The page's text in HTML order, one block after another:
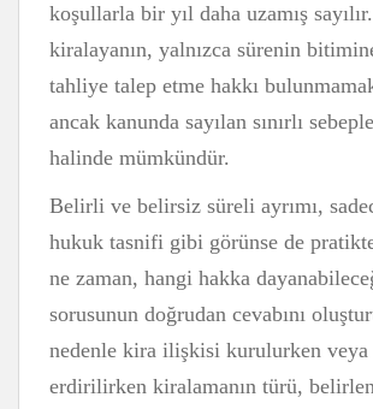
koşullarla bir yıl daha uzamış
kiralayanın, yalnızca sürenin
tahliye talep etme hakkı
ancak kanunda sayılan sınırlı
halinde mümkündür.
Belirli ve belirsiz süreli ayrımı,
hukuk tasnifi gibi görünse de
ne zaman, hangi hakka
sorusunun doğrudan cevabını
nedenle kira ilişkisi kurulurken veya
erdirilirken kiralamanın türü,